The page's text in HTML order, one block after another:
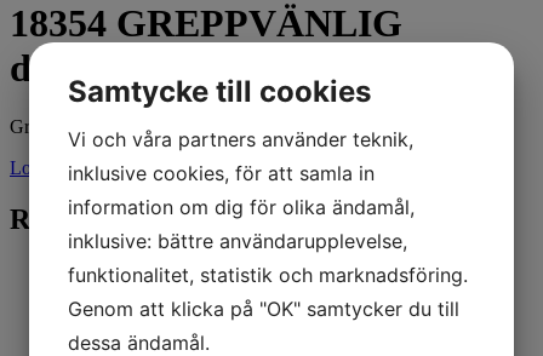
18354 GREPPVÄNLIG
dekorpensel “4”
Greppvänlig dekorpensel “4”
Logga in för pris
Relaterade produkter
Samtycke till cookies
Vi och våra partners använder teknik,
inklusive cookies, för att samla in
information om dig för olika ändamål,
inklusive: bättre användarupplevelse,
funktionalitet, statistik och marknadsföring.
Genom att klicka på "OK" samtycker du till
dessa ändamål.